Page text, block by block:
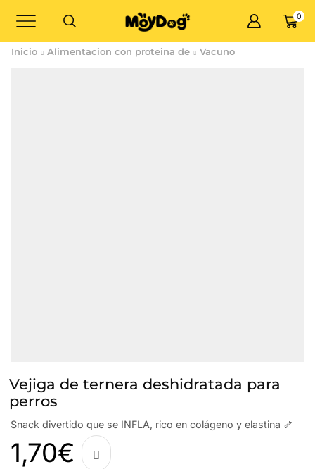
0
Inicio Alimentacion con proteina de Vacuno
Vejiga de ternera deshidratada para
perros
Snack divertido que se INFLA, rico en colágeno y elastina 🦴
1,70€